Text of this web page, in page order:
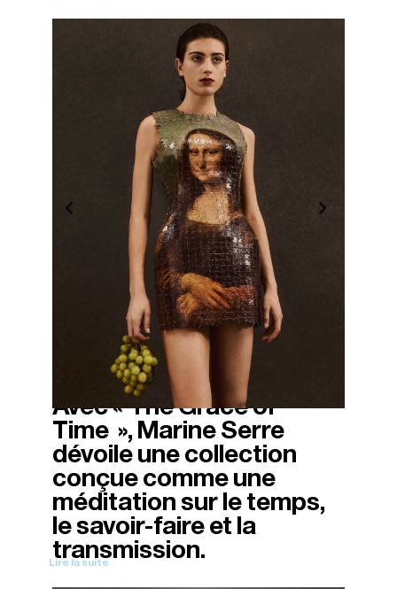
Avec « The Grace of
Time », Marine Serre
dévoile une collection
conçue comme une
méditation sur le temps,
le savoir-faire et la
transmission.
Lire la suite